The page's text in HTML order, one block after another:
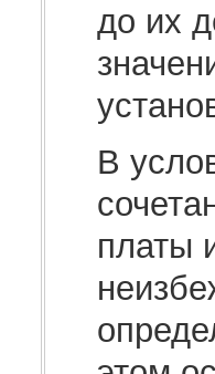
до их
В
платы